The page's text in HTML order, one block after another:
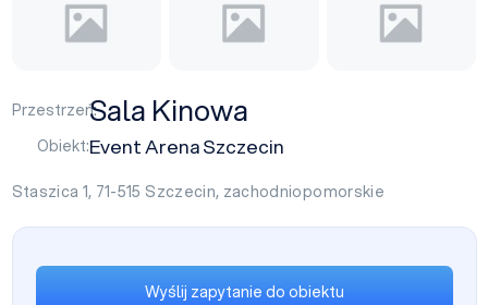
Przestrzeń:Sala Kinowa
Obiekt:Event Arena Szczecin
Staszica 1, 71-515 Szczecin, zachodniopomorskie
Wyślij zapytanie do obiektu